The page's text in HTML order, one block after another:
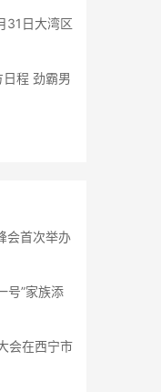
31日大湾区
程 劲霸男
会首次举办
号”家族添
会在西宁市